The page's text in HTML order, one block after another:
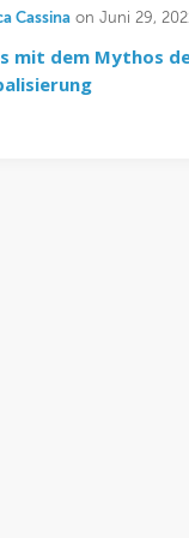
Cassina on Juni 29,
mit dem Mythos